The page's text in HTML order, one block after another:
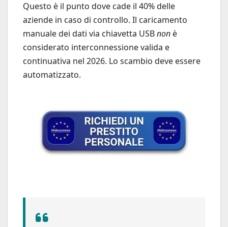
Questo è il punto dove cade il 40% delle
aziende in caso di controllo. Il caricamento
manuale dei dati via chiavetta USBnon è
considerato interconnessione valida e
continuativa nel 2026. Lo scambio deve essere
automatizzato.